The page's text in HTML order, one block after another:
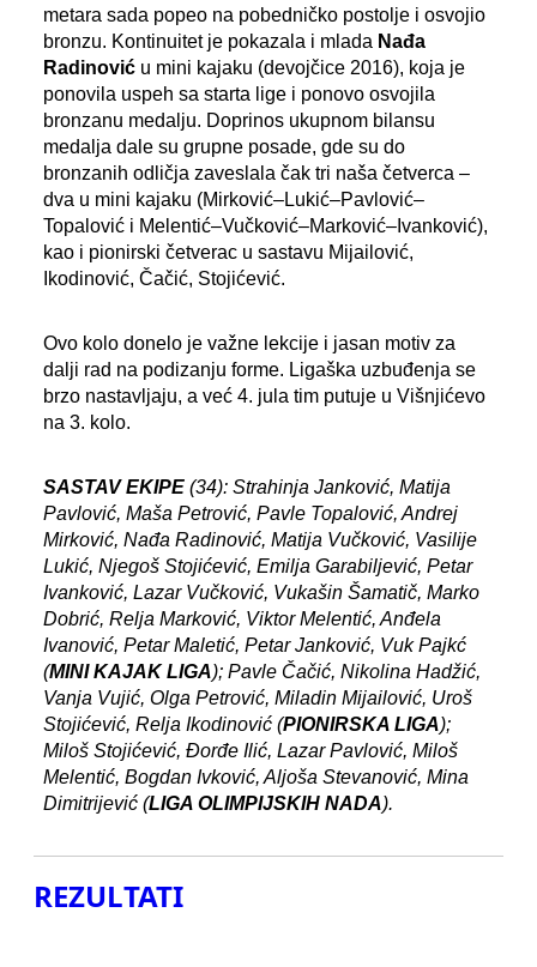
metara sada popeo na pobedničko postolje i osvojio
bronzu. Kontinuitet je pokazala i mlada Nađa
Radinović u mini kajaku (devojčice 2016), koja je
ponovila uspeh sa starta lige i ponovo osvojila
bronzanu medalju. Doprinos ukupnom bilansu
medalja dale su grupne posade, gde su do
bronzanih odličja zaveslala čak tri naša četverca –
dva u mini kajaku (Mirković–Lukić–Pavlović–
Topalović i Melentić–Vučković–Marković–Ivanković),
kao i pionirski četverac u sastavu Mijailović,
Ikodinović, Čačić, Stojićević.
Ovo kolo donelo je važne lekcije i jasan motiv za
dalji rad na podizanju forme. Ligaška uzbuđenja se
brzo nastavljaju, a već 4. jula tim putuje u Višnjićevo
na 3. kolo.
SASTAV EKIPE (34): Strahinja Janković, Matija
Pavlović, Maša Petrović, Pavle Topalović, Andrej
Mirković, Nađa Radinović, Matija Vučković, Vasilije
Lukić, Njegoš Stojićević, Emilja Garabiljević, Petar
Ivanković, Lazar Vučković, Vukašin Šamatič, Marko
Dobrić, Relja Marković, Viktor Melentić, Anđela
Ivanović, Petar Maletić, Petar Janković, Vuk Pajkć
(MINI KAJAK LIGA); Pavle Čačić, Nikolina Hadžić,
Vanja Vujić, Olga Petrović, Miladin Mijailović, Uroš
Stojićević, Relja Ikodinović (PIONIRSKA LIGA);
Miloš Stojićević, Đorđe Ilić, Lazar Pavlović, Miloš
Melentić, Bogdan Ivković, Aljoša Stevanović, Mina
Dimitrijević (LIGA OLIMPIJSKIH NADA).
REZULTATI